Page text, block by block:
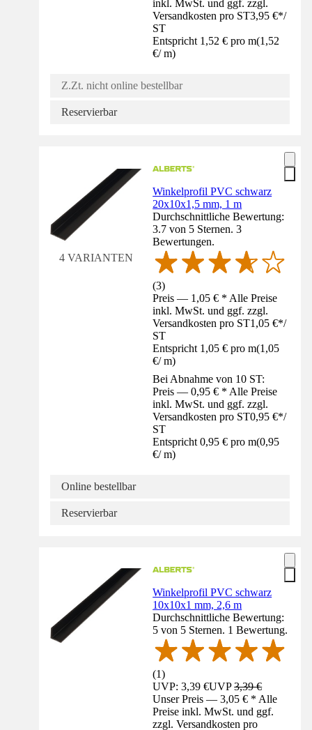
inkl. MwSt. und ggf. zzgl.
Versandkosten pro ST3,95 €*/
ST
Entspricht 1,52 € pro m(1,52
€/ m)
Z.Zt. nicht online bestellbar
Reservierbar
4 VARIANTEN
Winkelprofil PVC schwarz
20x10x1,5 mm, 1 m
Durchschnittliche Bewertung:
3.7 von 5 Sternen. 3
Bewertungen.
(3)
Preis — 1,05 € * Alle Preise
inkl. MwSt. und ggf. zzgl.
Versandkosten pro ST1,05 €*/
ST
Entspricht 1,05 € pro m(1,05
€/ m)
Bei Abnahme von 10 ST:
Preis — 0,95 € * Alle Preise
inkl. MwSt. und ggf. zzgl.
Versandkosten pro ST0,95 €*/
ST
Entspricht 0,95 € pro m(0,95
€/ m)
Online bestellbar
Reservierbar
Winkelprofil PVC schwarz
10x10x1 mm, 2,6 m
Durchschnittliche Bewertung:
5 von 5 Sternen. 1 Bewertung.
(1)
UVP: 3,39 €UVP3,39 €
Unser Preis — 3,05 € * Alle
Preise inkl. MwSt. und ggf.
zzgl. Versandkosten pro